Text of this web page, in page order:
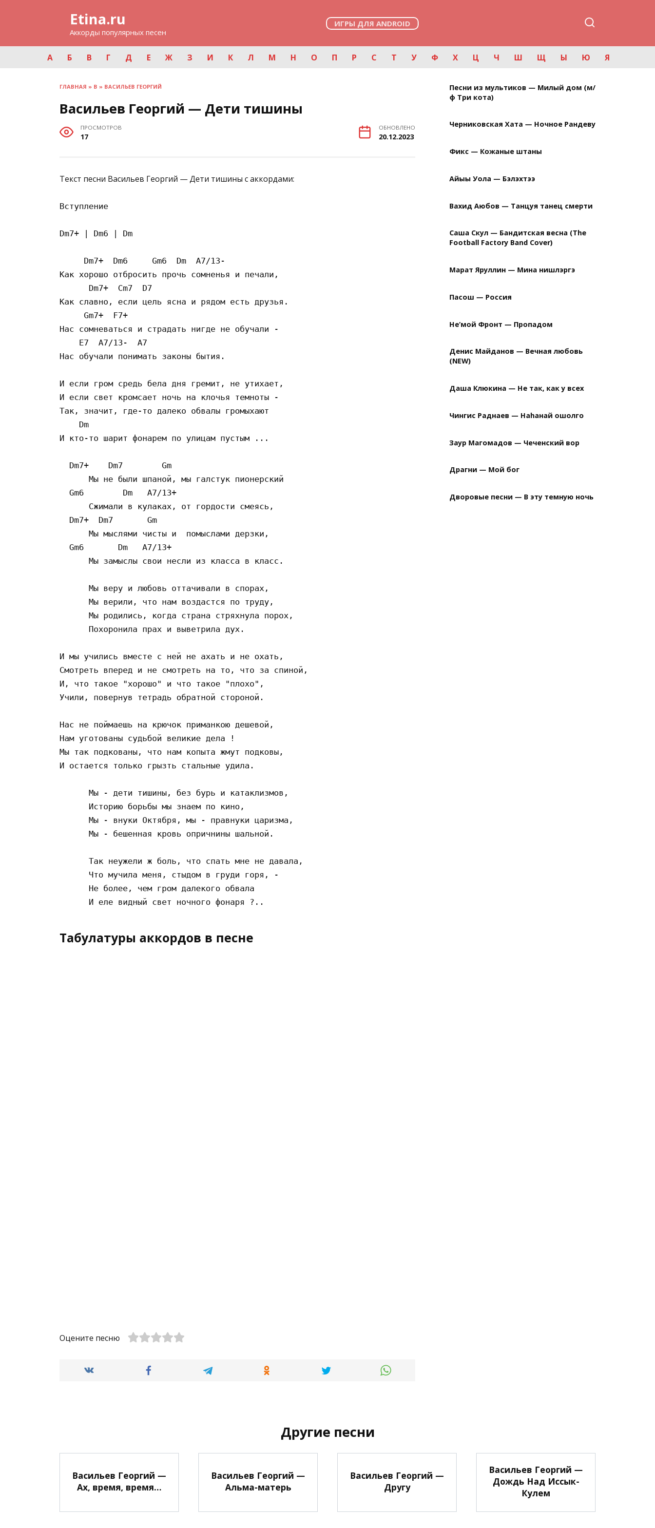
Etina.ru
Аккорды популярных песен
ИГРЫ ДЛЯ ANDROID
А Б В Г Д Е Ж З И К Л М Н О П Р С Т У Ф Х Ц Ч Ш Щ Ы Ю Я
ГЛАВНАЯ » В » ВАСИЛЬЕВ ГЕОРГИЙ
Васильев Георгий — Дети тишины
ПРОСМОТРОВ
17
ОБНОВЛЕНО
20.12.2023
Текст песни Васильев Георгий — Дети тишины с аккордами:
Вступление
Dm7+ | Dm6 | Dm
     Dm7+  Dm6     Gm6  Dm  A7/13-
Как хорошо отбросить прочь сомненья и печали,
      Dm7+  Cm7  D7
Как славно, если цель ясна и рядом есть друзья.
     Gm7+  F7+
Нас сомневаться и страдать нигде не обучали -
    E7  A7/13-  A7
Нас обучали понимать законы бытия.
И если гром средь бела дня гремит, не утихает,
И если свет кромсает ночь на клочья темноты -
Так, значит, где-то далеко обвалы громыхают
    Dm
И кто-то шарит фонарем по улицам пустым ...
  Dm7+    Dm7        Gm
      Мы не были шпаной, мы галстук пионерский
  Gm6        Dm   A7/13+
      Сжимали в кулаках, от гордости смеясь,
  Dm7+  Dm7       Gm
      Мы мыслями чисты и  помыслами дерзки,
  Gm6       Dm   A7/13+
      Мы замыслы свои несли из класса в класс.
      Мы веру и любовь оттачивали в спорах,
      Мы верили, что нам воздастся по труду,
      Мы родились, когда страна стряхнула порох,
      Похоронила прах и выветрила дух.
И мы учились вместе с ней не ахать и не охать,
Смотреть вперед и не смотреть на то, что за спиной,
И, что такое "хорошо" и что такое "плохо",
Учили, повернув тетрадь обратной стороной.
Нас не поймаешь на крючок приманкою дешевой,
Нам уготованы судьбой великие дела !
Мы так подкованы, что нам копыта жмут подковы,
И остается только грызть стальные удила.
      Мы - дети тишины, без бурь и катаклизмов,
      Историю борьбы мы знаем по кино,
      Мы - внуки Октября, мы - правнуки царизма,
      Мы - бешенная кровь опричнины шальной.
      Так неужели ж боль, что спать мне не давала,
      Что мучила меня, стыдом в груди горя, -
      Не более, чем гром далекого обвала
Табулатуры аккордов в песне
Оцените песню
Песни из мультиков — Милый дом (м/
ф Три кота)
Черниковская Хата — Ночное Рандеву
Фикс — Кожаные штаны
Айыы Уола — Бэлэхтээ
Вахид Аюбов — Танцуя танец смерти
Саша Скул — Бандитская весна (The
Football Factory Band Cover)
Марат Яруллин — Мина нишлэргэ
Пасош — Россия
Не’мой Фронт — Пропадом
Денис Майданов — Вечная любовь
(NEW)
Даша Клюкина — Не так, как у всех
Чингис Раднаев — Наhанай ошолго
Заур Магомадов — Чеченский вор
Драгни — Мой бог
Дворовые песни — В эту темную ночь
Другие песни
Васильев Георгий —
Ах, время, время…
Васильев Георгий —
Альма-матерь
Васильев Георгий —
Другу
Васильев Георгий —
Дождь Над Иссык-
Кулем